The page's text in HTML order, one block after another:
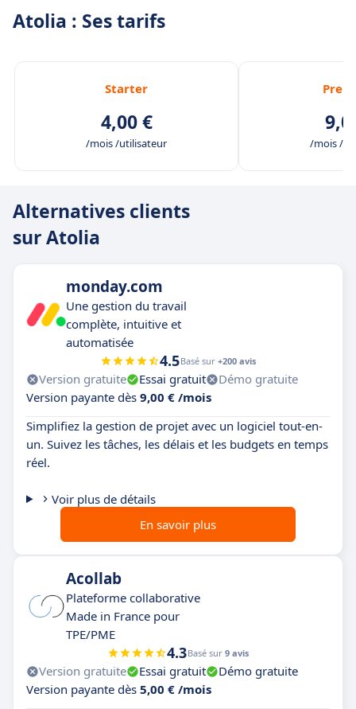
Atolia : Ses tarifs
Starter
4,00 €
/mois /utilisateur /mois /
Alternatives clients
sur Atolia
monday.com
Une gestion du travail
complète, intuitive et
automatisée
4.5Basé sur +200 avis
Version gratuite Essai gratuit
Démo gratuite
Version payante dès 9,00 € /mois
Simplifiez la gestion de projet avec un logiciel tout-en-
un. Suivez les tâches, les délais et les budgets en temps
réel.
Voir plus de détails
En savoir plus
Acollab
Plateforme collaborative
Made in France pour
TPE/PME
4.3Basé sur 9 avis
Version gratuite Essai gratuit
Démo gratuite
Version payante dès 5,00 € /mois